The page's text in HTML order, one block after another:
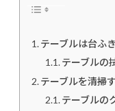
テーブルは台ふ
テーブルの
テーブルを清掃
テーブルの